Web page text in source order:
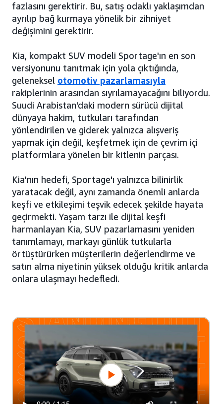
fazlasını gerektirir. Bu, satış odaklı yaklaşımdan
ayrılıp bağ kurmaya yönelik bir zihniyet
değişimini gerektirir.
Kia, kompakt SUV modeli Sportage'ın en son
versiyonunu tanıtmak için yola çıktığında,
geleneksel otomotiv pazarlamasıyla
rakiplerinin arasından sıyrılamayacağını biliyordu.
Suudi Arabistan'daki modern sürücü dijital
dünyaya hakim, tutkuları tarafından
yönlendirilen ve giderek yalnızca alışveriş
yapmak için değil, keşfetmek için de çevrim içi
platformlara yönelen bir kitlenin parçası.
Kia'nın hedefi, Sportage'ı yalnızca bilinirlik
yaratacak değil, aynı zamanda önemli anlarda
keşfi ve etkileşimi teşvik edecek şekilde hayata
geçirmekti. Yaşam tarzı ile dijital keşfi
harmanlayan Kia, SUV pazarlamasını yeniden
tanımlamayı, markayı günlük tutkularla
örtüştürürken müşterilerin değerlendirme ve
satın alma niyetinin yüksek olduğu kritik anlarda
onlara ulaşmayı hedefledi.